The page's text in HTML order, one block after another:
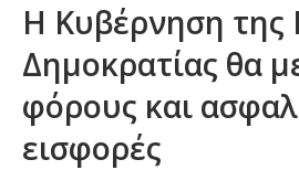
Η Κυβέρνηση της
Δημοκρατίας θα
φόρους και
εισφορές